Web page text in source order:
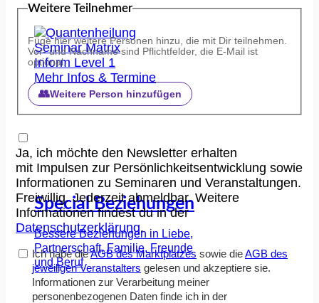
Mehr Infos & Termine
Special Beziehungen
Bessere Beziehungen in Liebe,
Partnerschaft, Familie, Freunde
und Beruf
Weitere Teilnehmer
Füge hier weitere Personen hinzu, die mit Dir teilnehmen.
Vor- und Nachname sind Pflichtfelder, die E-Mail ist
optional.
👥Weitere Person hinzufügen
Ja, ich möchte den Newsletter erhalten
mit Impulsen zur Persönlichkeitsentwicklung sowie
Informationen zu Seminaren und Veranstaltungen.
Freiwillig. Jederzeit abmeldbar. Weitere
Informationen findest du in der
Datenschutzerklärung.
Ich habe dieAGB des Marktplatzes sowie dieAGB des
jeweiligen Veranstalters gelesen und akzeptiere sie.
Informationen zur Verarbeitung meiner
personenbezogenen Daten finde ich in der